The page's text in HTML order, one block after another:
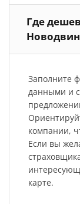
Где
Заполните
данными и
компании,
Если вы
карте.